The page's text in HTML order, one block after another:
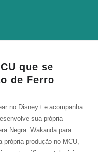
que se
de Ferro
no Disney+ e acompanha
sua própria
Negra: Wakanda para
própria produção no MCU,